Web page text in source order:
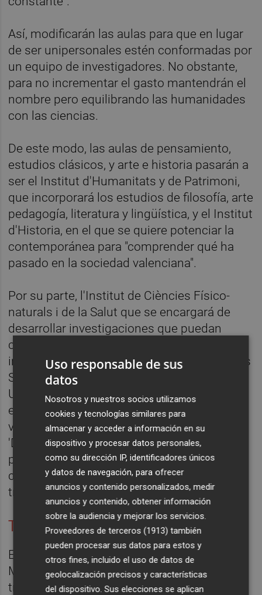
Así, modificarán las aulas para que en lugar
de ser unipersonales estén conformadas por
un equipo de investigadores. No obstante,
para no incrementar el gasto mantendrán el
nombre pero equilibrando las humanidades
con las ciencias.
De este modo, las aulas de pensamiento,
estudios clásicos, y arte e historia pasarán a
ser el Institut d'Humanitats y de Patrimoni,
que incorporará los estudios de filosofía, arte
pedagogía, literatura y lingüística, y el Institut
d'Historia, en el que se quiere potenciar la
contemporánea para "comprender qué ha
pasado en la sociedad valenciana".
Por su parte, l'Institut de Ciències Físico-
naturals i de la Salut que se encargará de
desarrollar investigaciones que puedan
contribuir a la mejora del desarrollo y la
innovación valenciana y l'Institut de Ciències
Sociales i de la Cultura que, junto a la
Universitat de València, elaborará una
encuesta anual sobre la estructura social
valenciana. Además, editará la revista
'Debats', que se convertirá en una
publicación "científica y de calidad de
ciencias sociales pero interdisciplinar" y
trilingüe en la página web.
Transparente y plural
En segundo lugar, Flor quiere que el
Magnànim sea "riguroso, profesional,
transparente y plural". De este modo, el
Uso responsable de sus
datos
Nosotros y nuestros socios utilizamos
cookies y tecnologías similares para
almacenar y acceder a información en su
dispositivo y procesar datos personales,
como su dirección IP, identificadores únicos
y datos de navegación, para ofrecer
anuncios y contenido personalizados, medir
anuncios y contenido, obtener información
sobre la audiencia y mejorar los servicios.
Proveedores de terceros (1913) también
pueden procesar sus datos para estos y
otros fines, incluido el uso de datos de
geolocalización precisos y características
del dispositivo. Sus elecciones se aplican